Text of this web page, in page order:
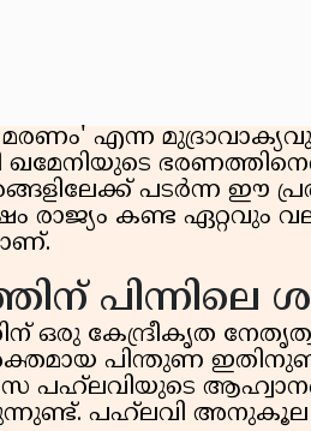
എന്ന
പടർന്ന ഈ
രാജ്യം കണ്ട ഏറ്റവും
പിന്നിലെ
കേന്ദ്രീകൃത നേതൃത്വം
പിന്തുണ
പഹ്‌ലവിയുടെ
പഹ്‌ലവി അനുകൂല